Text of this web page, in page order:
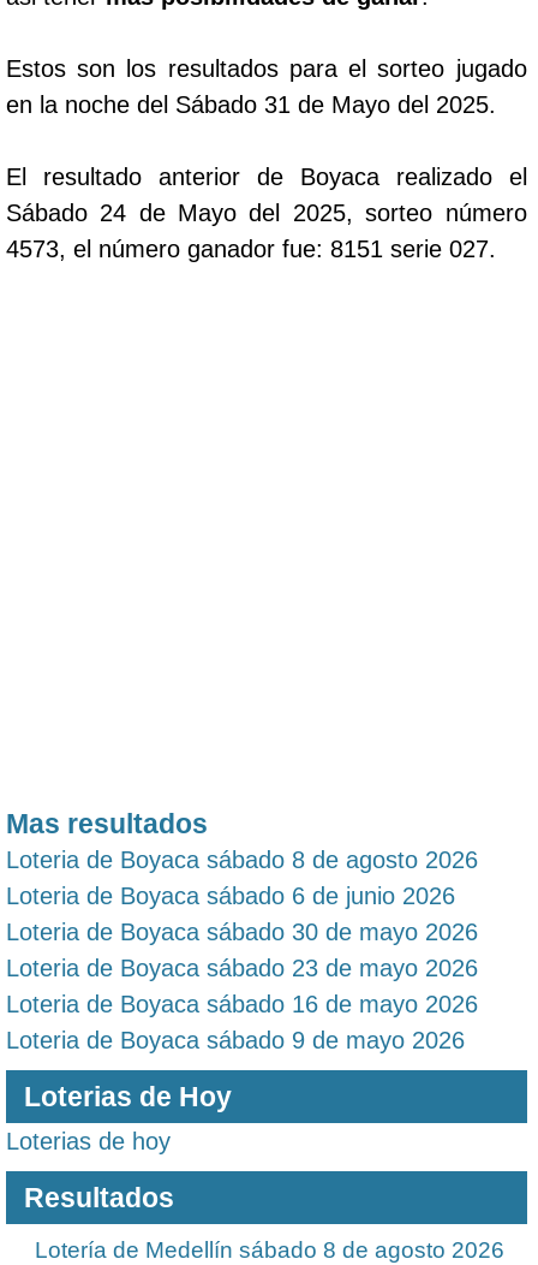
Estos son los resultados para el sorteo jugado
en la noche del Sábado 31 de Mayo del 2025.
El resultado anterior de Boyaca realizado el
Sábado 24 de Mayo del 2025, sorteo número
4573, el número ganador fue: 8151 serie 027.
Mas resultados
Loteria de Boyaca sábado 8 de agosto 2026
Loteria de Boyaca sábado 6 de junio 2026
Loteria de Boyaca sábado 30 de mayo 2026
Loteria de Boyaca sábado 23 de mayo 2026
Loteria de Boyaca sábado 16 de mayo 2026
Loteria de Boyaca sábado 9 de mayo 2026
Loterias de Hoy
Loterias de hoy
Resultados
Lotería de Medellín sábado 8 de agosto 2026